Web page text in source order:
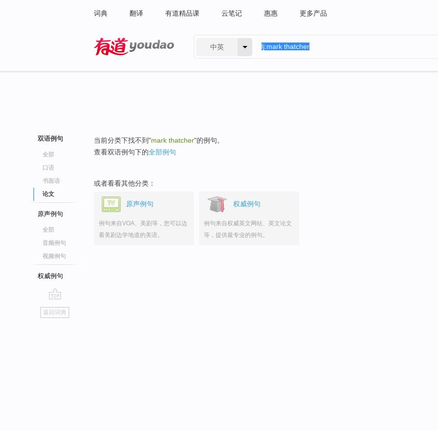
词典 翻译 有道精品课 云笔记 惠惠 更多产品
中英
双语例句
全部
口语
书面语
论文
原声例句
全部
音频例句
视频例句
权威例句
go
top
返回词典
当前分类下找不到"mark thatcher"的例句。
查看双语例句下的全部例句
或者看看其他分类：
原声例句
例句来自VOA、美剧等，您可以边
看美剧边学地道的美语。
权威例句
例句来自权威英文网站、英文论文
等，提供最专业的例句。